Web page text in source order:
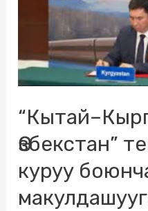
Өзбекстан”
куруу